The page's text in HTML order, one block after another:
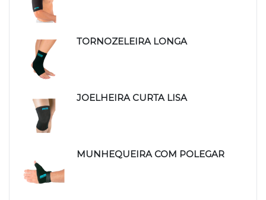
TORNOZELEIRA LONGA
JOELHEIRA CURTA LISA
MUNHEQUEIRA COM POLEGAR